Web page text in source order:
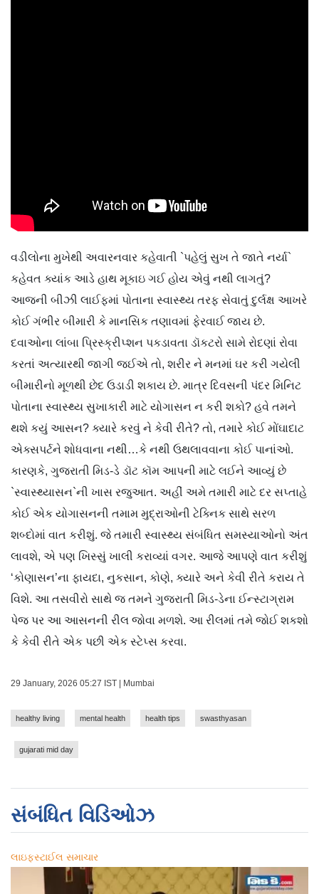
વડીલોના મુખેથી અવારનવાર કહેવાતી `પહેલું સુખ તે જાતે નર્યા`
કહેવત ક્યાંક આડે હાથ મૂકાઇ ગઈ હોય એવું નથી લાગતું?
આજની બીઝી લાઈફમાં પોતાના સ્વાસ્થ્ય તરફ સેવાતું દુર્લક્ષ આખરે
કોઈ ગંભીર બીમારી કે માનસિક તણાવમાં ફેરવાઈ જાય છે.
દવાઓના લાંબા પ્રિસ્ક્રીપ્શન પકડાવતા ડૉકટરો સામે રોદણાં રોવા
કરતાં અત્યારથી જાગી જઈએ તો, શરીર ને મનમાં ઘર કરી ગયેલી
બીમારીનો મૂળથી છેદ ઉડાડી શકાય છે. માત્ર દિવસની પંદર મિનિટ
પોતાના સ્વાસ્થ્ય સુખાકારી માટે યોગાસન ન કરી શકો? હવે તમને
થશે કયું આસન? ક્યારે કરવું ને કેવી રીતે? તો, તમારે કોઈ મોંઘાદાટ
એક્સપર્ટને શોધવાના નથી…કે નથી ઉથલાવવાના કોઈ પાનાંઓ.
કારણકે, ગુજરાતી મિડ-ડે ડૉટ કૉમ આપની માટે લઈને આવ્યું છે
`સ્વાસ્થ્યાસન`ની ખાસ રજુઆત. અહીં અમે તમારી માટે દર સપ્તાહે
કોઈ એક યોગાસનની તમામ મુદ્રાઓની ટેક્નિક સાથે સરળ
શબ્દોમાં વાત કરીશું. જે તમારી સ્વાસ્થ્ય સંબંધિત સમસ્યાઓનો અંત
લાવશે, એ પણ ખિસ્સું ખાલી કરાવ્યાં વગર. આજે આપણે વાત કરીશું
‘કોણાસન’ના ફાયદા, નુકસાન, કોણે, ક્યારે અને કેવી રીતે કરાય તે
વિશે. આ તસવીરો સાથે જ તમને ગુજરાતી મિડ-ડેના ઈન્સ્ટાગ્રામ
પેજ પર આ આસનની રીલ જોવા મળશે. આ રીલમાં તમે જોઈ શકશો
કે કેવી રીતે એક પછી એક સ્ટેપ્સ કરવા.
29 January, 2026 05:27 IST | Mumbai
healthy living mental health health tips swasthyasan
gujarati mid day
સંબંધિત વિડિઓઝ
લાઇફસ્ટાઈલ સમાચાર